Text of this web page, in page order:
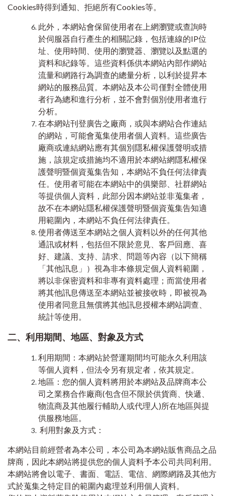
Cookies時得到通知、拒絕所有Cookies等。
此外，本網站會保留使用者在上網瀏覽或查詢時
於伺服器自行產生的相關記錄，包括連線的IP位
址、使用時間、使用的瀏覽器、瀏覽以及點選的
資料和紀錄等。這些資料係供本網站內部作網站
流量和網路行為調查的總量分析，以利於提昇本
網站的服務品質。本網站及本公司僅對全體使用
者行為總和進行分析，並不會對個別使用者進行
分析。
在本網站刊登廣告之廠商，或與本網站合作連結
的網站，可能會蒐集使用者個人資料。這些廣告
廠商或連結網站應有其個別隱私權保護聲明或措
施，該規定或措施均不適用於本網站網隱私權保
護聲明暨個資蒐集告知，本網站不負任何法律責
任。使用者可能在本網站中的俱樂部、社群網站
等提供個人資料，此部分因本網站並非蒐集者，
故不在本網站隱私權保護聲明暨個資蒐集告知適
用範圍內，本網站不負任何法律責任。
使用者傳送至本網站之個人資料以外的任何其他
通訊或材料，包括但不限於意見、客戶回應、喜
好、建議、支持、請求、問題等內容（以下簡稱
「其他訊息」）視為非本條規定個人資料範圍，
將以非保密資料和非專有資料處理；而當使用者
將其他訊息傳送至本網站並被接收時，即被視為
使用者同意且無償將其他訊息授權本網站調查、
統計等使用。
二、利用期間、地區、對象及方式
利用期間：本網站於營運期間均可能永久利用該
等個人資料，但法令另有規定者，依其規定。
地區：您的個人資料將用於本網站及品牌商本公
司之業務合作廠商(包含但不限於供貨商、快遞、
物流商及其他履行輔助人或代理人)所在地區與提
供服務地區。
利用對象及方式：
本網站目前經營者為本公司，本公司為本網站販售商品之品
牌商，因此本網站將提供您的個人資料予本公司共同利用。
本網站將會以電子、書面、電話、電信、網際網路及其他方
式於蒐集之特定目的範圍內處理並利用個人資料。